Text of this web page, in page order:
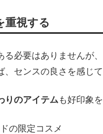
視する
る必要はありませんが
、センスの良さを感じて
りのアイテムも好印象
の限定コスメ